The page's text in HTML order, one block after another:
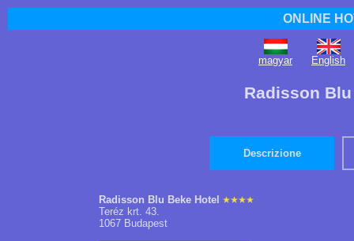
ONLINE
magyar English
Radisson
Descrizione
Radisson Blu Beke Hotel
Teréz krt. 43.
1067 Budapest